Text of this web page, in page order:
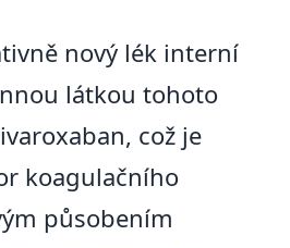
nový lék interní
látkou tohoto
což je
koagulačního
působením